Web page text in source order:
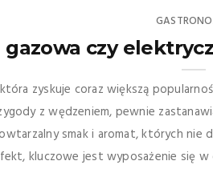
czy
zyskuje coraz większą
z wędzeniem, pewnie
smak i aromat, których nie
kluczowe jest wyposażenie się